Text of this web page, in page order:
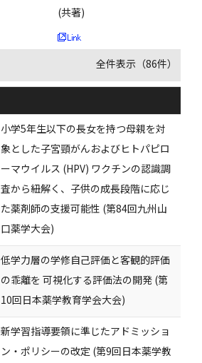
(共著)
全件表示（86件）
小学5年生以下の長女を持つ母親を対
象とした子宮頸がんおよびヒトパピロ
ーマウイルス (HPV) ワクチンの認識調
査から紐解く、子供の成長段階に応じ
た薬剤師の支援可能性 (第84回九州山
口薬学大会)
低学力層の学修自己評価と客観的評価
の乖離を 可視化する評価法の開発 (第
10回日本薬学教育学会大会)
新学習指導要領に準じたアドミッショ
ン・ポリシーの改定 (第9回日本薬学教